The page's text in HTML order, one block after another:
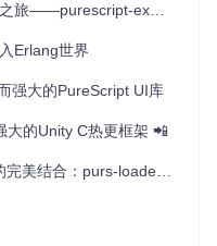
择偏好的代码美化器，如
期PureScript次要版本的
编辑器，适用于多种开发
——purescript-express
Erlang世界
强大的PureScript UI库
大的Unity C热更框架 📲
合：purs-loader项目推荐